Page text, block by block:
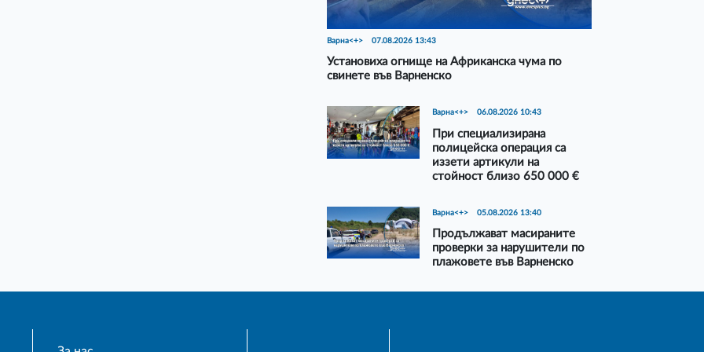
Варна<+> 07.08.2026 13:43
Установиха огнище на Африканска чума по
свинете във Варненско
Варна<+> 06.08.2026 10:43
При специализирана
полицейска операция са
иззети артикули на
стойност близо 650 000 €
Варна<+> 05.08.2026 13:40
Продължават масираните
проверки за нарушители по
плажовете във Варненско